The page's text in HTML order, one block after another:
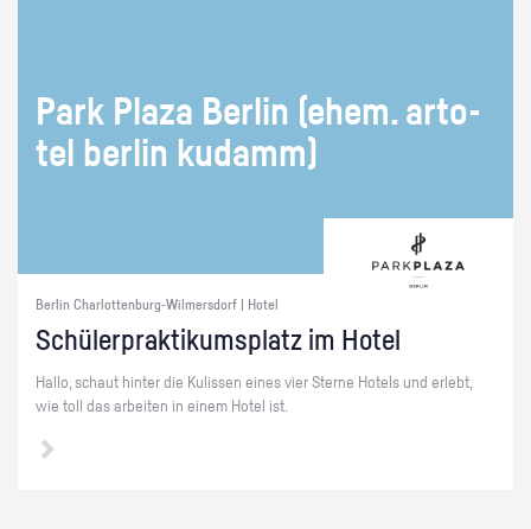
Park Plaza Ber­lin (ehem. ar­to­
tel ber­lin ku­damm)
Berlin Charlottenburg-Wilmersdorf | Hotel
Schü­ler­prak­ti­kums­platz im Hotel
Hallo, schaut hin­ter die Ku­lis­sen eines vier Ster­ne Ho­tels und er­lebt,
wie toll das ar­bei­ten in einem Hotel ist.